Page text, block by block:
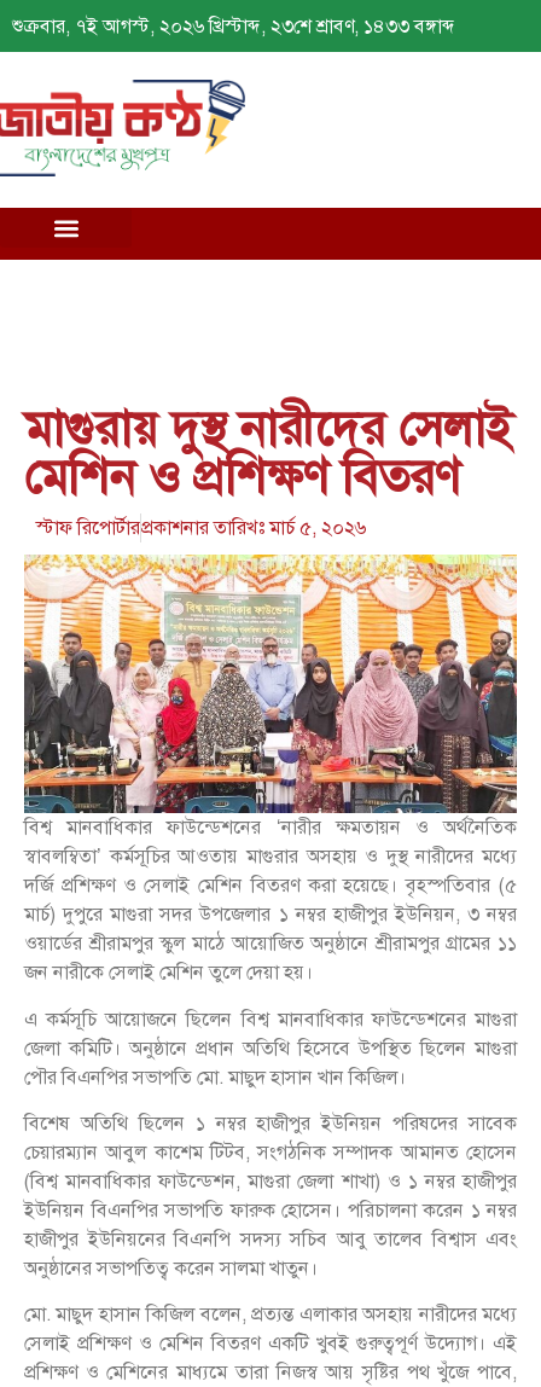
শুক্রবার, ৭ই আগস্ট, ২০২৬ খ্রিস্টাব্দ, ২৩শে শ্রাবণ, ১৪৩৩ বঙ্গাব্দ
মাগুরায় দুস্থ নারীদের সেলাই
মেশিন ও প্রশিক্ষণ বিতরণ
স্টাফ রিপোর্টারপ্রকাশনার তারিখঃমার্চ ৫, ২০২৬
বিশ্ব মানবাধিকার ফাউন্ডেশনের ‘নারীর ক্ষমতায়ন ও অর্থনৈতিক
স্বাবলম্বিতা’ কর্মসূচির আওতায় মাগুরার অসহায় ও দুস্থ নারীদের মধ্যে
দর্জি প্রশিক্ষণ ও সেলাই মেশিন বিতরণ করা হয়েছে। বৃহস্পতিবার (৫
মার্চ) দুপুরে মাগুরা সদর উপজেলার ১ নম্বর হাজীপুর ইউনিয়ন, ৩ নম্বর
ওয়ার্ডের শ্রীরামপুর স্কুল মাঠে আয়োজিত অনুষ্ঠানে শ্রীরামপুর গ্রামের ১১
জন নারীকে সেলাই মেশিন তুলে দেয়া হয়।
এ কর্মসূচি আয়োজনে ছিলেন বিশ্ব মানবাধিকার ফাউন্ডেশনের মাগুরা
জেলা কমিটি। অনুষ্ঠানে প্রধান অতিথি হিসেবে উপস্থিত ছিলেন মাগুরা
পৌর বিএনপির সভাপতি মো. মাছুদ হাসান খান কিজিল।
বিশেষ অতিথি ছিলেন ১ নম্বর হাজীপুর ইউনিয়ন পরিষদের সাবেক
চেয়ারম্যান আবুল কাশেম টিটব, সংগঠনিক সম্পাদক আমানত হোসেন
(বিশ্ব মানবাধিকার ফাউন্ডেশন, মাগুরা জেলা শাখা) ও ১ নম্বর হাজীপুর
ইউনিয়ন বিএনপির সভাপতি ফারুক হোসেন। পরিচালনা করেন ১ নম্বর
হাজীপুর ইউনিয়নের বিএনপি সদস্য সচিব আবু তালেব বিশ্বাস এবং
অনুষ্ঠানের সভাপতিত্ব করেন সালমা খাতুন।
মো. মাছুদ হাসান কিজিল বলেন, প্রত্যন্ত এলাকার অসহায় নারীদের মধ্যে
সেলাই প্রশিক্ষণ ও মেশিন বিতরণ একটি খুবই গুরুত্বপূর্ণ উদ্যোগ। এই
প্রশিক্ষণ ও মেশিনের মাধ্যমে তারা নিজস্ব আয় সৃষ্টির পথ খুঁজে পাবে,